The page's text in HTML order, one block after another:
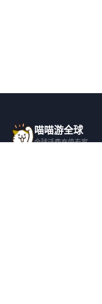
喵喵游全球
全球话费充值专家